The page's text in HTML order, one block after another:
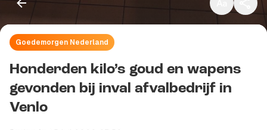
Goedemorgen Nederland
Honderden kilo’s goud en wapens
gevonden bij inval afvalbedrijf in
Venlo